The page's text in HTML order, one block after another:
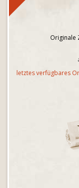
Originale
letztes verfügbares